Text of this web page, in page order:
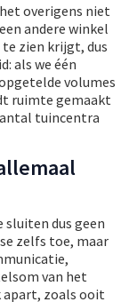
overigens niet
andere winkel
zien krijgt, dus
als we één
volumes
ruimte gemaakt
tuincentra
sluiten dus geen
zelfs toe, maar
van het
apart, zoals ooit